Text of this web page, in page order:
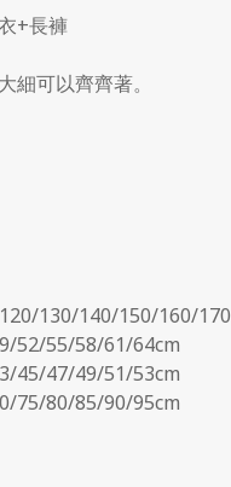
+長褲
細可以齊齊著。
130/140/150/160/170
52/55/58/61/64cm
45/47/49/51/53cm
75/80/85/90/95cm